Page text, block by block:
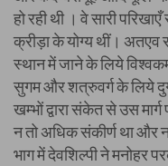
हो रही थी । वे सारी
क्रीड़ा के योग्य थीं। अतएव
स्थान में जाने के लिये
सुगम और शत्रुवर्ग के लिये
खम्भों द्वारा संकेत से उस मार्ग
न तो अधिक संकीर्ण था और
भाग में देवशिल्पी ने मनोहर